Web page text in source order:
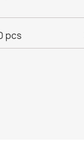
pcs